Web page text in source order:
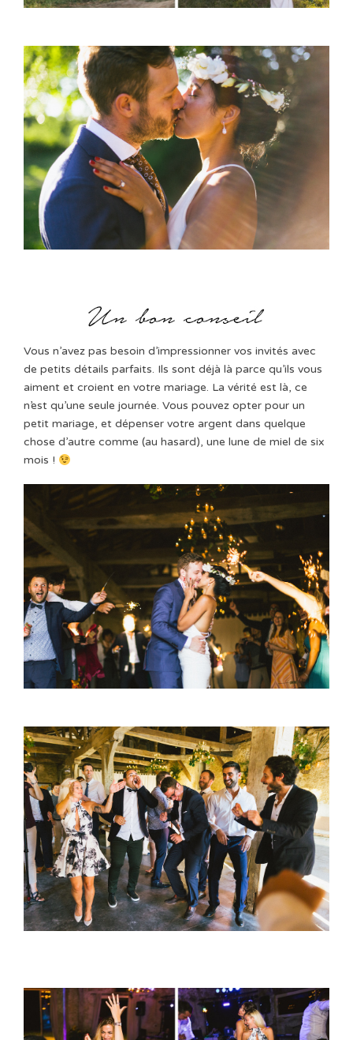
Vous n’avez pas besoin d’impressionner vos invités avec
de petits détails parfaits. Ils sont déjà là parce qu’ils vous
aiment et croient en votre mariage. La vérité est là, ce
n’est qu’une seule journée. Vous pouvez opter pour un
petit mariage, et dépenser votre argent dans quelque
chose d’autre comme (au hasard), une lune de miel de six
mois !